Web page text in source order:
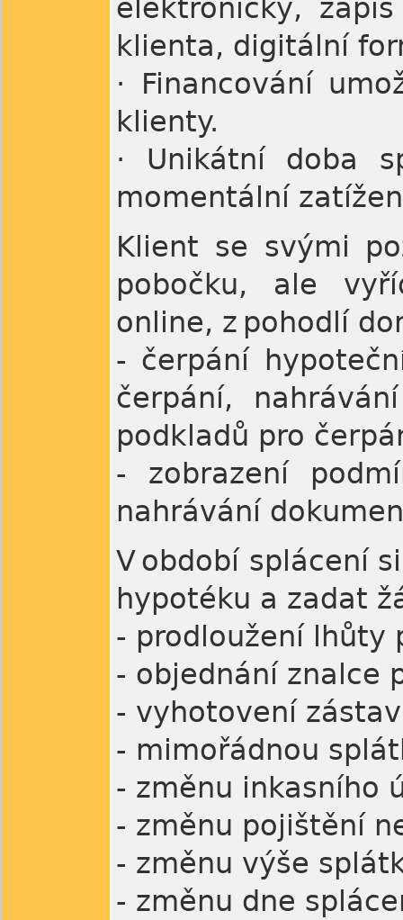
elektronicky,
klienta, digitální
· Financování
klienty.
· Unikátní doba
momentální
Klient se svými
pobočku, ale
online, z pohodlí
- čerpání
čerpání,
podkladů pro
- zobrazení
nahrávání
V období splácení
hypotéku a zadat
- prodloužení lhůty
- objednání znalce
- vyhotovení
- mimořádnou
- změnu inkasního
- změnu pojištění
- změnu výše
- změnu dne